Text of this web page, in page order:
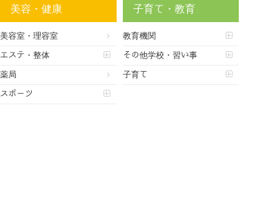
美容・健康
美容室・理容室
エステ・整体
薬局
スポーツ
子育て・教育
教育機関
その他学校・習い事
子育て